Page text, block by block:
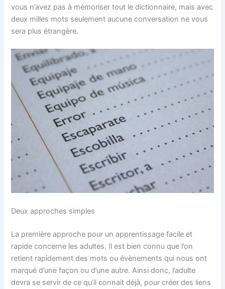
vous n’avez pas à mémoriser tout le dictionnaire, mais avec
deux milles mots seulement aucune conversation ne vous
sera plus étrangère.
Deux approches simples
La première approche pour un apprentissage facile et
rapide concerne les adultes. Il est bien connu que l’on
retient rapidement des mots ou évènements qui nous ont
marqué d’une façon ou d’une autre. Ainsi donc, l’adulte
devra se servir de ce qu’il connait déjà, pour créer des liens